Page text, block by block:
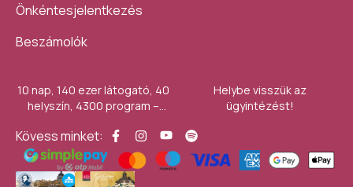
Önkéntesjelentkezés
Beszámolók
10 nap, 140 ezer látogató, 40
helyszín, 4300 program –
Művészetek Völgye
Helybe visszük az
ügyintézést!
Kövess minket: